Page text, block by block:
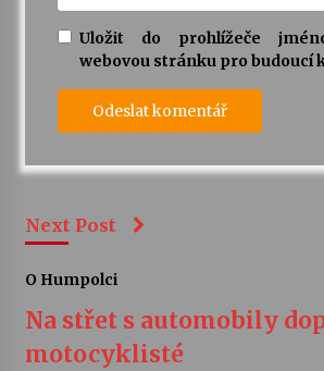
Uložit do prohlížeče
webovou stránku pro budoucí
Next Post
O Humpolci
Na střet s automobily
motocyklisté